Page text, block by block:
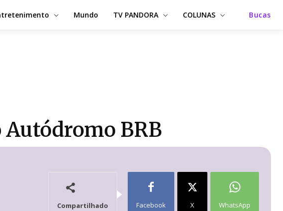
Mundo TV PANDORA COLUNAS Bucas
BRB
Compartilhado Facebook X WhatsApp